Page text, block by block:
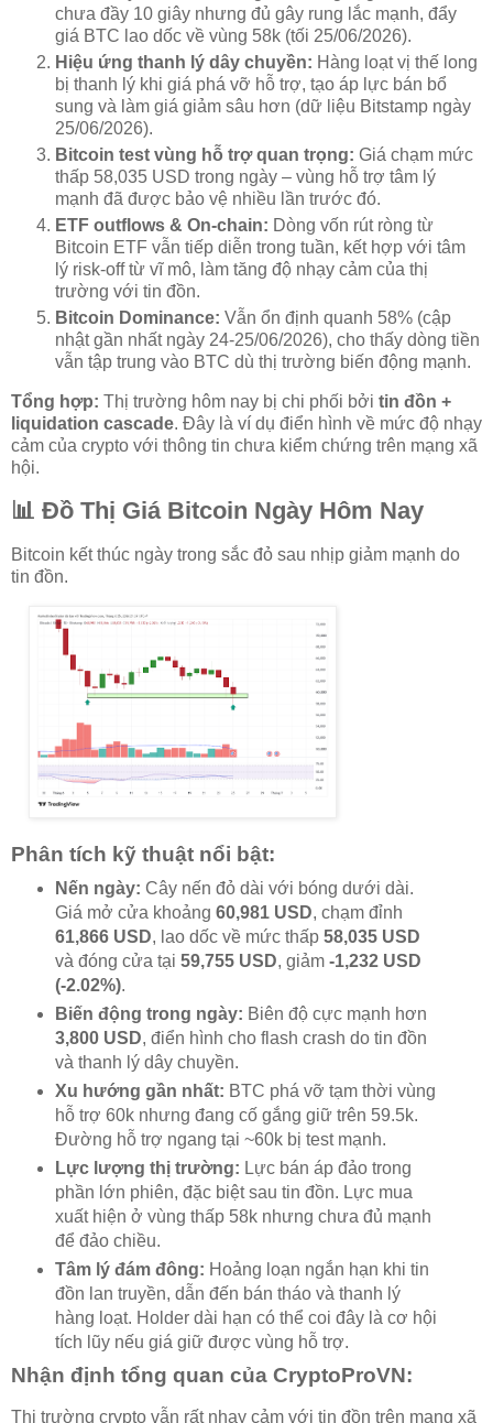
chưa đầy 10 giây nhưng đủ gây rung lắc mạnh, đẩy
giá BTC lao dốc về vùng 58k (tối 25/06/2026).
Hiệu ứng thanh lý dây chuyền: Hàng loạt vị thế long
bị thanh lý khi giá phá vỡ hỗ trợ, tạo áp lực bán bổ
sung và làm giá giảm sâu hơn (dữ liệu Bitstamp ngày
25/06/2026).
Bitcoin test vùng hỗ trợ quan trọng: Giá chạm mức
thấp 58,035 USD trong ngày – vùng hỗ trợ tâm lý
mạnh đã được bảo vệ nhiều lần trước đó.
ETF outflows & On-chain: Dòng vốn rút ròng từ
Bitcoin ETF vẫn tiếp diễn trong tuần, kết hợp với tâm
lý risk-off từ vĩ mô, làm tăng độ nhạy cảm của thị
trường với tin đồn.
Bitcoin Dominance: Vẫn ổn định quanh 58% (cập
nhật gần nhất ngày 24-25/06/2026), cho thấy dòng tiền
vẫn tập trung vào BTC dù thị trường biến động mạnh.
Tổng hợp: Thị trường hôm nay bị chi phối bởi tin đồn +
liquidation cascade. Đây là ví dụ điển hình về mức độ nhạy
cảm của crypto với thông tin chưa kiểm chứng trên mạng xã
hội.
📊 Đồ Thị Giá Bitcoin Ngày Hôm Nay
Bitcoin kết thúc ngày trong sắc đỏ sau nhịp giảm mạnh do
tin đồn.
Phân tích kỹ thuật nổi bật:
Nến ngày: Cây nến đỏ dài với bóng dưới dài.
Giá mở cửa khoảng 60,981 USD, chạm đỉnh
61,866 USD, lao dốc về mức thấp 58,035 USD
và đóng cửa tại 59,755 USD, giảm -1,232 USD
(-2.02%).
Biến động trong ngày: Biên độ cực mạnh hơn
3,800 USD, điển hình cho flash crash do tin đồn
và thanh lý dây chuyền.
Xu hướng gần nhất: BTC phá vỡ tạm thời vùng
hỗ trợ 60k nhưng đang cố gắng giữ trên 59.5k.
Đường hỗ trợ ngang tại ~60k bị test mạnh.
Lực lượng thị trường: Lực bán áp đảo trong
phần lớn phiên, đặc biệt sau tin đồn. Lực mua
xuất hiện ở vùng thấp 58k nhưng chưa đủ mạnh
để đảo chiều.
Tâm lý đám đông: Hoảng loạn ngắn hạn khi tin
đồn lan truyền, dẫn đến bán tháo và thanh lý
hàng loạt. Holder dài hạn có thể coi đây là cơ hội
tích lũy nếu giá giữ được vùng hỗ trợ.
Nhận định tổng quan của CryptoProVN:
Thị trường crypto vẫn rất nhạy cảm với tin đồn trên mạng xã